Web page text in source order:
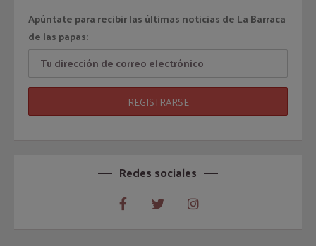
Apúntate para recibir las últimas noticias de La Barraca
de las papas:
Redes sociales